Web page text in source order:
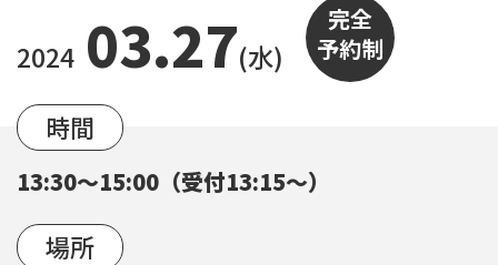
2024 03.27(水)
完全
予約制
時間
13:30～15:00（受付13:15～）
場所